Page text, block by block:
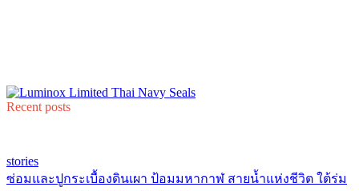
Recent posts
stories
ซ่อมและปูกระเบื้องดินเผา ป้อมมหากาฬ สายน้ำแห่งชีวิต ใต้ร่ม